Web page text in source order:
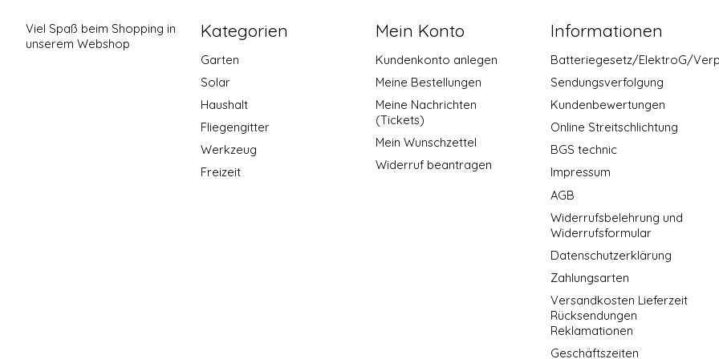
Viel Spaß beim Shopping in
unserem Webshop
Kategorien
Garten
Solar
Haushalt
Fliegengitter
Werkzeug
Freizeit
Mein Konto
Kundenkonto anlegen
Meine Bestellungen
Meine Nachrichten
(Tickets)
Mein Wunschzettel
Widerruf beantragen
Informationen
Batteriegesetz/ElektroG/
Sendungsverfolgung
Kundenbewertungen
Online Streitschlichtung
BGS technic
Impressum
AGB
Widerrufsbelehrung und
Widerrufsformular
Datenschutzerklärung
Zahlungsarten
Versandkosten Lieferzeit
Rücksendungen
Reklamationen
Geschäftszeiten